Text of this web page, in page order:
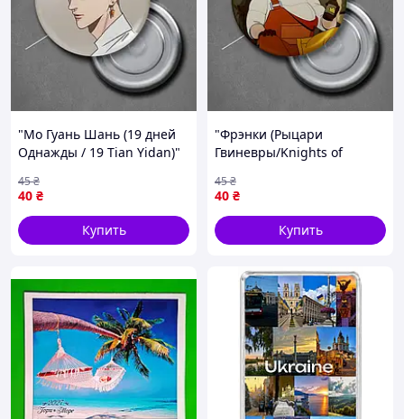
"Мо Гуань Шань (19 дней
Однажды / 19 Tian Yidan)"
40 ₴
45₴
Купить
"Фрэнки (Рыцари
Гвиневры/Knights of
круглый Ø44 мм
40 ₴
45₴
Купить